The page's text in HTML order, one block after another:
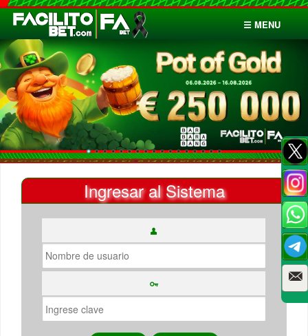
☰ MENU
Inicio
Apuestas
Cuentas
Ingresar al Sistema